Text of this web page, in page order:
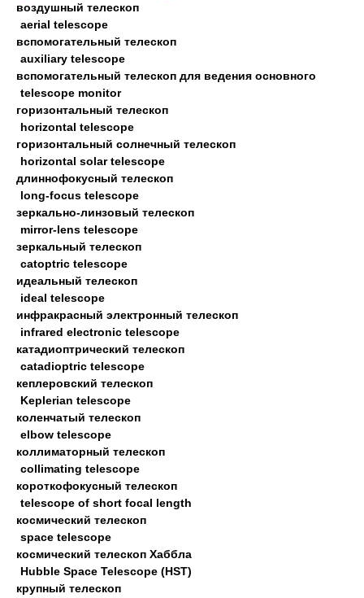
воздушный телескоп
aerial telescope
вспомогательный телескоп
auxiliary telescope
вспомогательный телескоп для ведения основного
telescope monitor
горизонтальный телескоп
horizontal telescope
горизонтальный солнечный телескоп
horizontal solar telescope
длиннофокусный телескоп
long-focus telescope
зеркально-линзовый телескоп
mirror-lens telescope
зеркальный телескоп
catoptric telescope
идеальный телескоп
ideal telescope
инфракрасный электронный телескоп
infrared electronic telescope
катадиоптрический телескоп
catadioptric telescope
кеплеровский телескоп
Keplerian telescope
коленчатый телескоп
elbow telescope
коллиматорный телескоп
collimating telescope
короткофокусный телескоп
telescope of short focal length
космический телескоп
space telescope
космический телескоп Хаббла
Hubble Space Telescope (HST)
крупный телескоп